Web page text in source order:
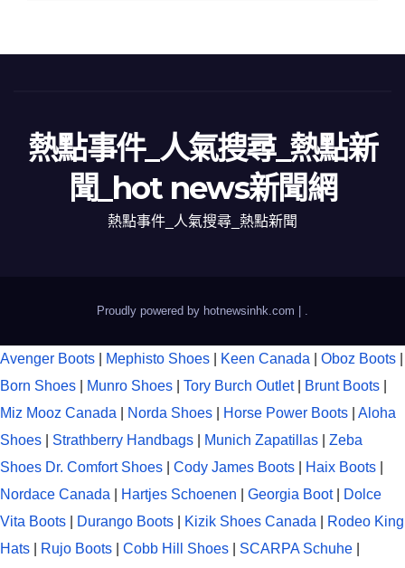
熱點事件_人氣搜尋_熱點新
聞_hot news新聞網
熱點事件_人氣搜尋_熱點新聞
Proudly powered by hotnewsinhk.com |
Avenger Boots Mephisto Shoes Keen Canada Oboz Boots
Born Shoes
Munro Shoes Tory Burch Outlet Brunt Boots
Miz Mooz Canada
Norda Shoes Horse Power Boots
Aloha
Shoes
Strathberry Handbags Munich Zapatillas
Zeba
Shoes Dr. Comfort Shoes Cody James Boots Haix Boots
Nordace Canada
Hartjes Schoenen Georgia Boot|
Dolce
Vita Boots
Durango Boots Kizik Shoes Canada
Rodeo King
Hats
Rujo Boots Cobb Hill Shoes SCARPA Schuhe